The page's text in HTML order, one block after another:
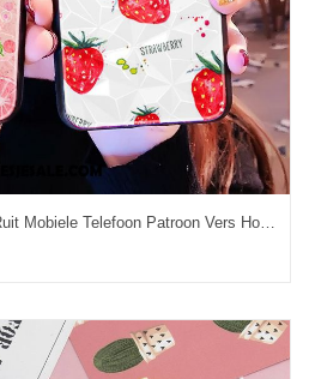
Xiaomi Mi Note 10 Hoesje Ruit Mobiele Telefoon Patroon Vers Hoes Goedkoop